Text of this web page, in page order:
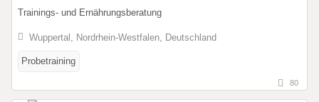
Trainings- und Ernährungsberatung
Wuppertal, Nordrhein-Westfalen, Deutschland
Probetraining
80